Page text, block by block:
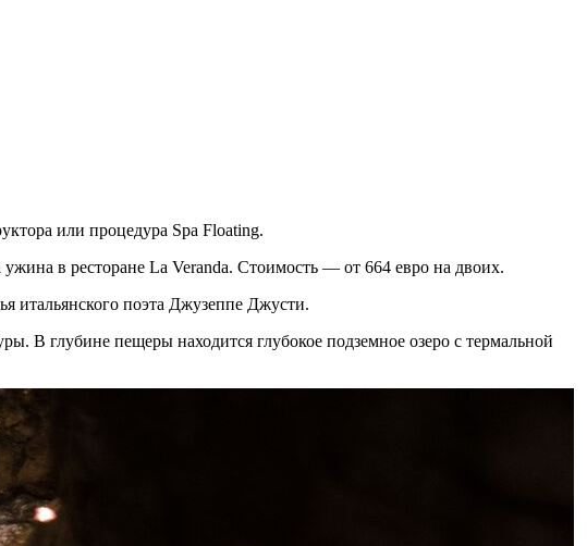
или процедура Spa Floating.
в ресторане La Veranda. Стоимость — от 664 евро на двоих.
итальянского поэта Джузеппе Джусти.
В глубине пещеры находится глубокое подземное озеро с термальной